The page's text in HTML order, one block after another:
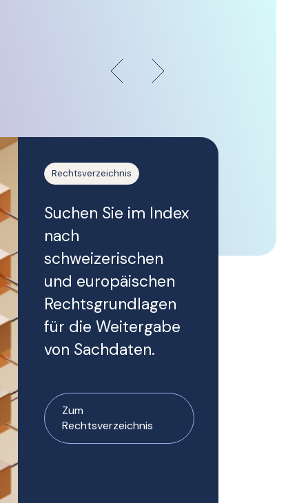
Rechtsverzeichnis
Suchen Sie im Index
nach
schweizerischen
und europäischen
Rechtsgrundlagen
für die Weitergabe
von Sachdaten.
Zum
Rechtsverzeichnis